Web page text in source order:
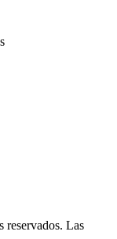
reservados. Las